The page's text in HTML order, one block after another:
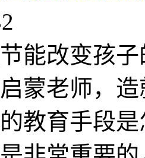
能改变孩
蒙老师，
教育手段